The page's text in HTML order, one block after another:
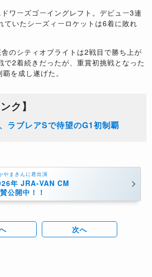
ワーズゴーイングレフト。デビュー3連
ていたシーズィーロケットは6着に敗れ
のシティオブライトは2戦目で勝ち上が
で2着続きだったが、重賞初挑戦となった
を成し遂げた。
ク】
ラブレアSで待望のG1初制覇
やまきんに君出演
年 JRA-VAN CM
公開中！！
次へ